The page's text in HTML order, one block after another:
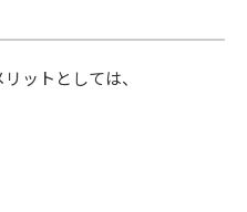
ットとしては、